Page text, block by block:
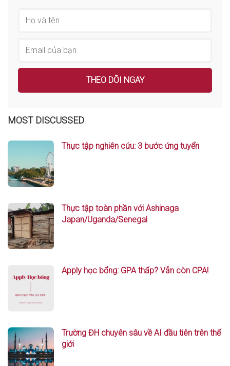
MOST DISCUSSED
Thực tập nghiên cứu: 3 bước ứng tuyển
Thực tập toàn phần với Ashinaga
Japan/Uganda/Senegal
Apply học bổng: GPA thấp? Vẫn còn CPA!
Trường ĐH chuyên sâu về AI đầu tiên trên thế
giới